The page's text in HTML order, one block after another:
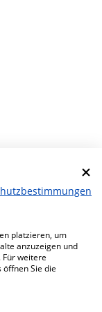
platzieren, um
anzuzeigen und
weitere
Sie die